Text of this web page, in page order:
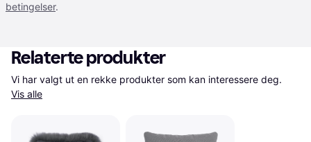
betingelser.
Relaterte produkter
Vis alle